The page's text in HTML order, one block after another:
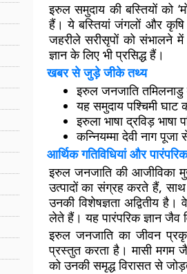
इरुल समुदाय की बस्तियों को
हैं। ये बस्तियां जंगलों और
जहरीले सरीसृपों को संभालने
ज्ञान के लिए भी प्रसिद्ध हैं।
खबर से जुड़े जीके तथ्य
इरुल जनजाति
यह समुदाय पश्चिमी घाट
इरुला भाषा द्रविड़ भाषा
कन्नियम्मा देवी नाग
आर्थिक गतिविधियां और पारंपरिक
इरुल जनजाति की
उत्पादों का संग्रह करते हैं,
उनकी विशेषज्ञता अद्वितीय
लेते हैं। यह पारंपरिक ज्ञान जैव
इरुल जनजाति का जीवन
प्रस्तुत करता है। मासी मगम
को उनकी समृद्ध विरासत से